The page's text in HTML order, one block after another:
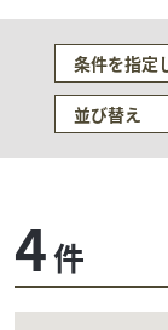
条件を指定
並び替え
4件